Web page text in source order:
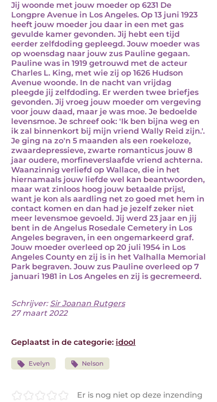
Jij woonde met jouw moeder op 6231 De
Longpre Avenue in Los Angeles. Op 13 juni 1923
heeft jouw moeder jou daar in een met gas
gevulde kamer gevonden. Jij hebt een tijd
eerder zelfdoding gepleegd. Jouw moeder was
op woensdag naar jouw zus Pauline gegaan.
Pauline was in 1919 getrouwd met de acteur
Charles L. King, met wie zij op 1626 Hudson
Avenue woonde. In de nacht van vrijdag
pleegde jij zelfdoding. Er werden twee briefjes
gevonden. Jij vroeg jouw moeder om vergeving
voor jouw daad, maar je was moe. Je bedoelde
levensmoe. Je schreef ook: 'Ik ben bijna weg en
ik zal binnenkort bij mijn vriend Wally Reid zijn.'.
Je ging na zo'n 5 maanden als een roekeloze,
zwaardepressieve, zwarte romanticus jouw 8
jaar oudere, morfineverslaafde vriend achterna.
Waanzinnig verliefd op Wallace, die in het
hiernamaals jouw liefde wel kan beantwoorden,
maar wat zinloos hoog jouw betaalde prijs!,
want je kon als aardling net zo goed met hem in
contact komen en dan had je jezelf zeker niet
meer levensmoe gevoeld. Jij werd 23 jaar en jij
bent in de Angelus Rosedale Cemetery in Los
Angeles begraven, in een ongemarkeerd graf.
Jouw moeder overleed op 20 juli 1954 in Los
Angeles County en zij is in het Valhalla Memorial
Park begraven. Jouw zus Pauline overleed op 7
januari 1981 in Los Angeles en zij is gecremeerd.
Schrijver: Sir Joanan Rutgers
27 maart 2022
Geplaatst in de categorie: idool
Evelyn Nelson
Er is nog niet op deze inzending